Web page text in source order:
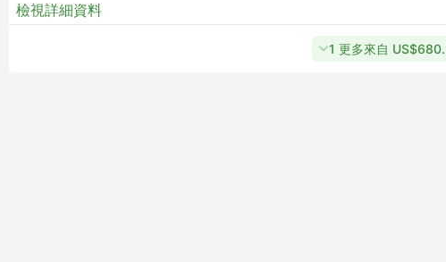
檢視詳細資料
1 更多來自